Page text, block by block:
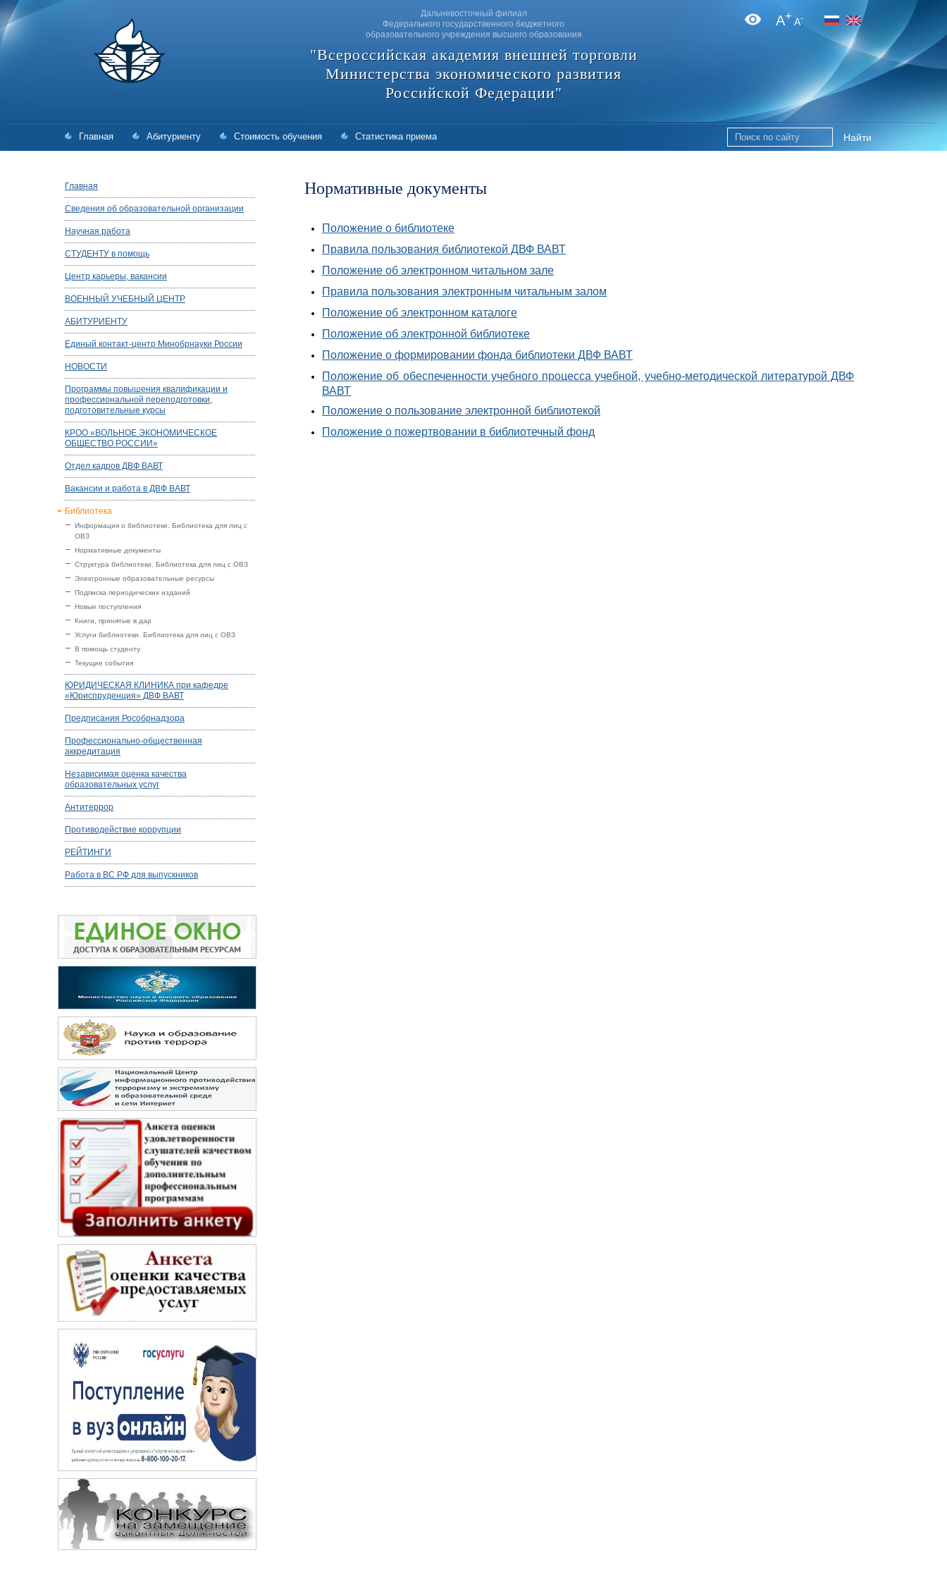
Дальневосточный филиал
Федерального государственного бюджетного
образовательного учреждения высшего образования
"Всероссийская академия внешней торговли
Министерства экономического развития
Российской Федерации"
Главная Абитуриенту Стоимость обучения Статистика приема Найти
A+A-
Главная
Сведения об образовательной организации
Научная работа
СТУДЕНТУ в помощь
Центр карьеры, вакансии
ВОЕННЫЙ УЧЕБНЫЙ ЦЕНТР
АБИТУРИЕНТУ
Единый контакт-центр Минобрнауки России
НОВОСТИ
Программы повышения квалификации и
профессиональной переподготовки,
подготовительные курсы
КРОО «ВОЛЬНОЕ ЭКОНОМИЧЕСКОЕ
ОБЩЕСТВО РОССИИ»
Отдел кадров ДВФ ВАВТ
Вакансии и работа в ДВФ ВАВТ
Библиотека
Информация о библиотеке. Библиотека для лиц с
ОВЗ
Нормативные документы
Структура библиотеки. Библиотека для лиц с ОВЗ
Электронные образовательные ресурсы
Подписка периодических изданий
Новые поступления
Книги, принятые в дар
Услуги библиотеки. Библиотека для лиц с ОВЗ
В помощь студенту
Текущие события
ЮРИДИЧЕСКАЯ КЛИНИКА при кафедре
«Юриспруденция» ДВФ ВАВТ
Предписания Рособрнадзора
Профессионально-общественная
аккредитация
Независимая оценка качества
образовательных услуг
Антитеррор
Противодействие коррупции
РЕЙТИНГИ
Работа в ВС РФ для выпускников
Нормативные документы
Положение о библиотеке
Правила пользования библиотекой ДВФ ВАВТ
Положение об электронном читальном зале
Правила пользования электронным читальным залом
Положение об электронном каталоге
Положение об электронной библиотеке
Положение о формировании фонда библиотеки ДВФ ВАВТ
Положение об обеспеченности учебного процесса учебной, учебно-методической литературой ДВФ
ВАВТ
Положение о пользование электронной библиотекой
Положение о пожертвовании в библиотечный фонд